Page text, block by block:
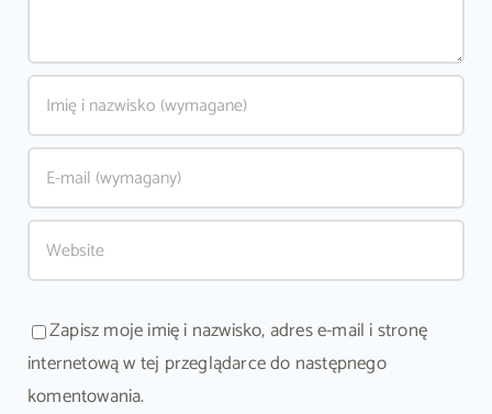
Zapisz moje imię i nazwisko, adres e-mail i stronę
internetową w tej przeglądarce do następnego
komentowania.